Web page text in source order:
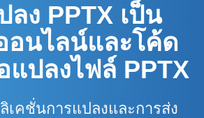
ลง PPTX เป็น
อนไลน์และโค้ด
แปลงไฟล์ PPTX
คชั่นการแปลงและการส่ง